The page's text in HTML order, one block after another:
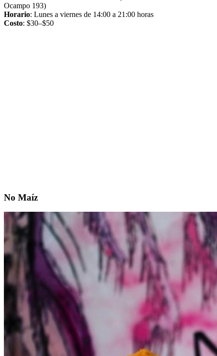
Ocampo 193)
Horario: Lunes a viernes de 14:00 a 21:00 horas
Costo: $30–$50
No Maíz